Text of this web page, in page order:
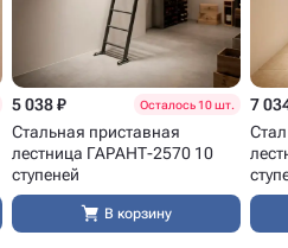
5 038 ₽ Осталось 10 шт.
Стальная приставная
лестница ГАРАНТ-2570 10
ступеней
В корзину
7